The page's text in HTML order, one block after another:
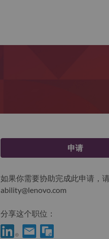
申请
如果你需要协助完成此申请，
ability@lenovo.com
分享这个职位：